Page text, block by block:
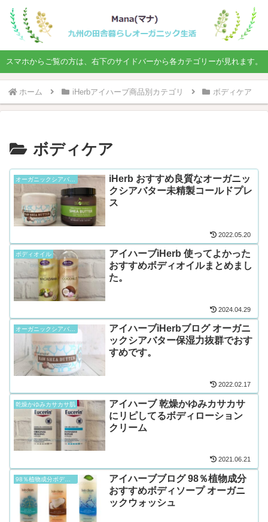
スマホからご覧の方は、右下のサイドバーから各カテゴリーが見れます。
ホーム iHerbアイハーブ商品別カテゴリ ボディケア
ボディケア
iHerb おすすめ良質なオーガニッ
クシアバター未精製コールドプレ
ス
2022.05.20
ボディオイル
アイハーブiHerb 使ってよかった
おすすめボディオイルまとめまし
た。
2024.04.29
オーガニックシアバター
アイハーブiHerbブログ オーガニ
ックシアバター保湿力抜群でおす
すめです。
2022.02.17
乾燥かゆみカサカサ肌
アイハーブ 乾燥かゆみカサカサ
にリピしてるボディローション
クリーム
2021.06.21
アイハーブブログ 98％植物成分
おすすめボディソープ オーガニ
ックウォッシュ